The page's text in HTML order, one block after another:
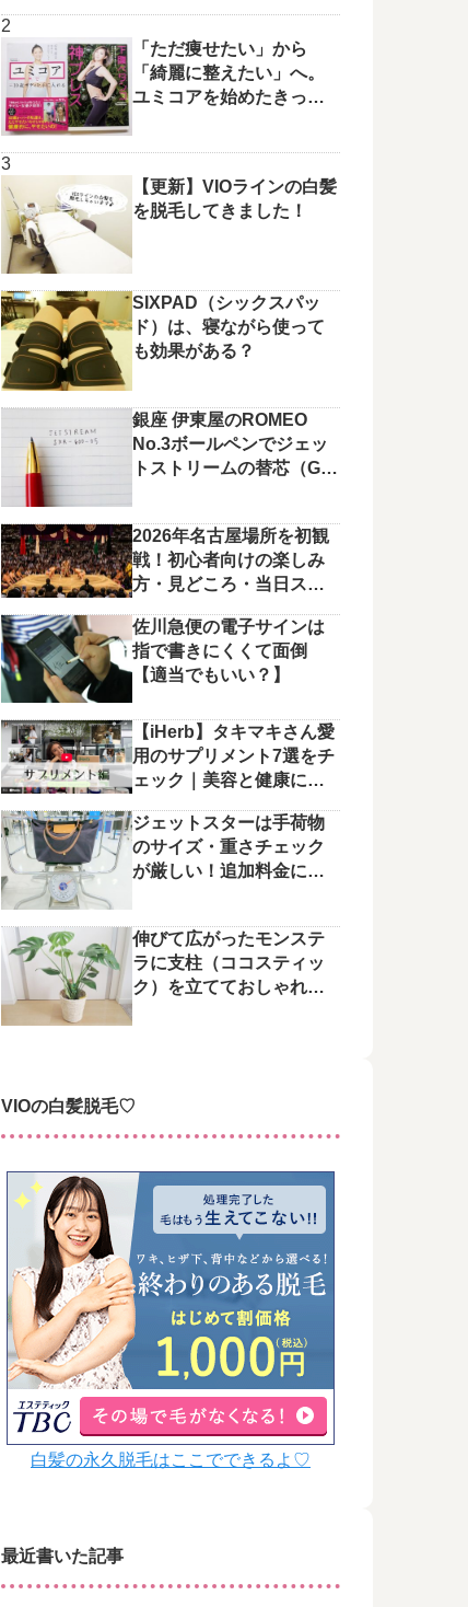
「ただ痩せたい」から
「綺麗に整えたい」へ。
ユミコアを始めたきっか
【更新】VIOラインの白髪
を脱毛してきました！
SIXPAD（シックスパッ
ド）は、寝ながら使って
も効果がある？
銀座 伊東屋のROMEO
No.3ボールペンでジェッ
トストリームの替芯（G2
2026年名古屋場所を初観
戦！初心者向けの楽しみ
方・見どころ・当日スケ
佐川急便の電子サインは
指で書きにくくて面倒
【適当でもいい？】
【iHerb】タキマキさん愛
用のサプリメント7選をチ
ェック｜美容と健康に役
ジェットスターは手荷物
のサイズ・重さチェック
が厳しい！追加料金にご
伸びて広がったモンステ
ラに支柱（ココスティッ
ク）を立てておしゃれに
VIOの白髪脱毛♡
白髪の永久脱毛はここでできるよ♡
最近書いた記事